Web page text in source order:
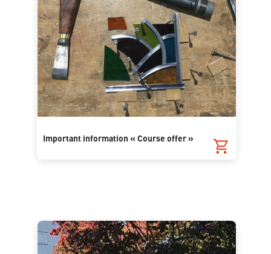
Important information « Course offer »